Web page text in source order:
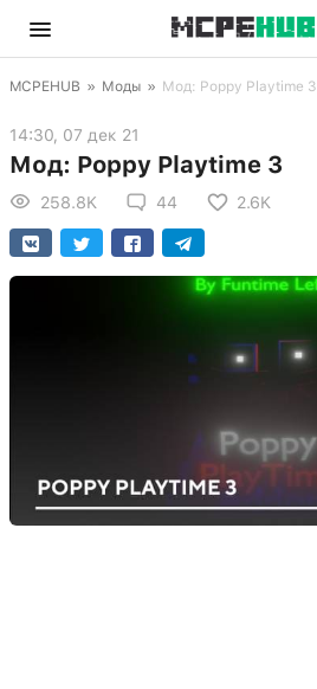
MCPEHUB » Моды » Мод: Poppy Playtime 3
14:30, 07 дек 21
Мод: Poppy Playtime 3
258.8K 44 2.6K